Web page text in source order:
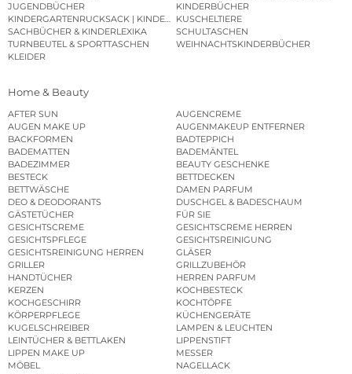
JUGENDBÜCHER
KINDERBÜCHER
KINDERGARTENRUCKSACK | KINDERGARTENBEUTEL
KUSCHELTIERE
SACHBÜCHER & KINDERLEXIKA
SCHULTASCHEN
TURNBEUTEL & SPORTTASCHEN
WEIHNACHTSKINDERBÜCHER
KLEIDER
Home & Beauty
AFTER SUN
AUGENCREME
AUGEN MAKE UP
AUGENMAKEUP ENTFERNER
BACKFORMEN
BADTEPPICH
BADEMATTEN
BADEMÄNTEL
BADEZIMMER
BEAUTY GESCHENKE
BESTECK
BETTDECKEN
BETTWÄSCHE
DAMEN PARFUM
DEO & DEODORANTS
DUSCHGEL & BADESCHAUM
GÄSTETÜCHER
FÜR SIE
GESICHTSCREME
GESICHTSCREME HERREN
GESICHTSPFLEGE
GESICHTSREINIGUNG
GESICHTSREINIGUNG HERREN
GLÄSER
GRILLER
GRILLZUBEHÖR
HANDTÜCHER
HERREN PARFUM
KERZEN
KOCHBESTECK
KOCHGESCHIRR
KOCHTÖPFE
KÖRPERPFLEGE
KÜCHENGERÄTE
KUGELSCHREIBER
LAMPEN & LEUCHTEN
LEINTÜCHER & BETTLAKEN
LIPPENSTIFT
LIPPEN MAKE UP
MESSER
MÖBEL
NAGELLACK